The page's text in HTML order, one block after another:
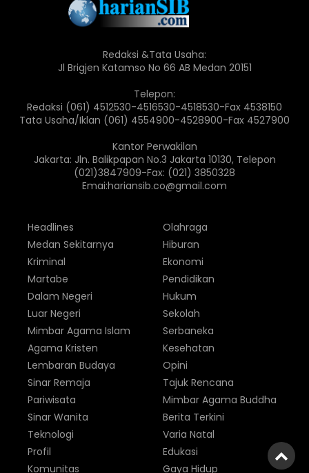
Redaksi &Tata Usaha:
Jl Brigjen Katamso No 66 AB Medan 20151
Telepon:
Redaksi (061) 4512530-4516530-4518530-Fax 4538150
Tata Usaha/Iklan (061) 4554900-4528900-Fax 4527900
Kantor Perwakilan
Jakarta: Jln. Balikpapan No.3 Jakarta 10130, Telepon
(021)3847909-Fax: (021) 3850328
Emai:hariansib.co@gmail.com
Headlines
Medan Sekitarnya
Kriminal
Martabe
Dalam Negeri
Luar Negeri
Olahraga
Hiburan
Ekonomi
Pendidikan
Hukum
Sekolah
Mimbar Agama Islam
Agama Kristen
Lembaran Budaya
Sinar Remaja
Pariwisata
Sinar Wanita
Serbaneka
Kesehatan
Opini
Tajuk Rencana
Mimbar Agama Buddha
Berita Terkini
Teknologi
Profil
Komunitas
Varia Natal
Edukasi
Gaya Hidup